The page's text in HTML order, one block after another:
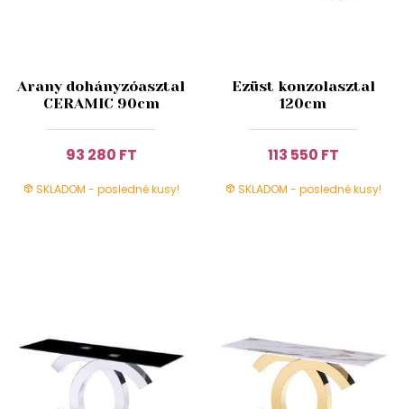
Arany dohányzóasztal
CERAMIC 90cm
93 280 FT
SKLADOM - posledné kusy!
Ezüst konzolasztal
120cm
113 550 FT
SKLADOM - posledné kusy!